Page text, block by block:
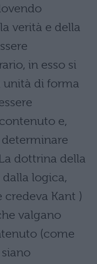
verità e della
in esso si
unità di forma
e,
dottrina della
logica,
Kant )
valgano
(come